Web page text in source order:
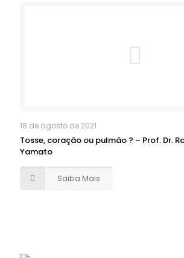
18 de agosto de 2021
Tosse, coração ou pulmão ? – Prof. Dr.
Yamato
Saiba Mais